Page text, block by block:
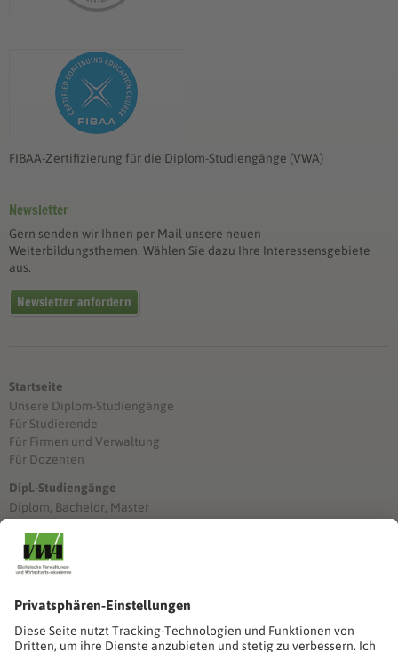
FIBAA-Zertifizierung für die Diplom-Studiengänge (VWA)
Newsletter
Gern senden wir Ihnen per Mail unsere neuen
Weiterbildungsthemen. Wählen Sie dazu Ihre Interessensgebiete
aus.
Newsletter anfordern
Startseite
Unsere Diplom-Studiengänge
Für Studierende
Für Firmen und Verwaltung
Für Dozenten
Dipl.-Studiengänge
Diplom, Bachelor, Master
Stimmen unserer Absolventinnen und Absolventen
Stimmen unserer Absolventinnen und Absolventen
Seminare